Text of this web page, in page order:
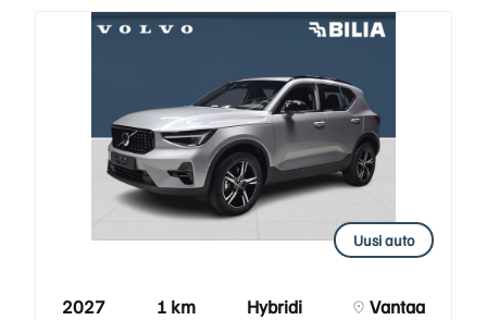
Uusi auto
2027 1 km Hybridi Vantaa